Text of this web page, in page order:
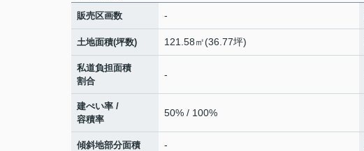
販売区画数 -
土地面積(坪数) 121.58㎡(36.77坪)
私道負担面積
割合
-
建ぺい率 /
容積率
50% / 100%
傾斜地部分面積 -